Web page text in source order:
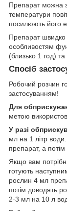
Препарат можна
температури
посилюють його
Препарат швидко
особливостям
(близько 1 год)
Спосіб
Робочий розчин
застосуванням!
Для
метою
У разі
мл на 1 літр води.
препарат, а
Якщо вам
готують
рослин 4 мл
потім доводять
2-3 мл на 10 л